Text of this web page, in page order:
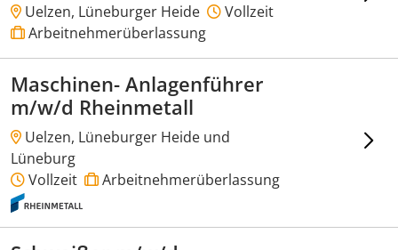
Uelzen, Lüneburger Heide
Vollzeit
Arbeitnehmerüberlassung
Maschinen- Anlagenführer
m/w/d Rheinmetall
Uelzen, Lüneburger Heide und
Lüneburg
Vollzeit
Arbeitnehmerüberlassung